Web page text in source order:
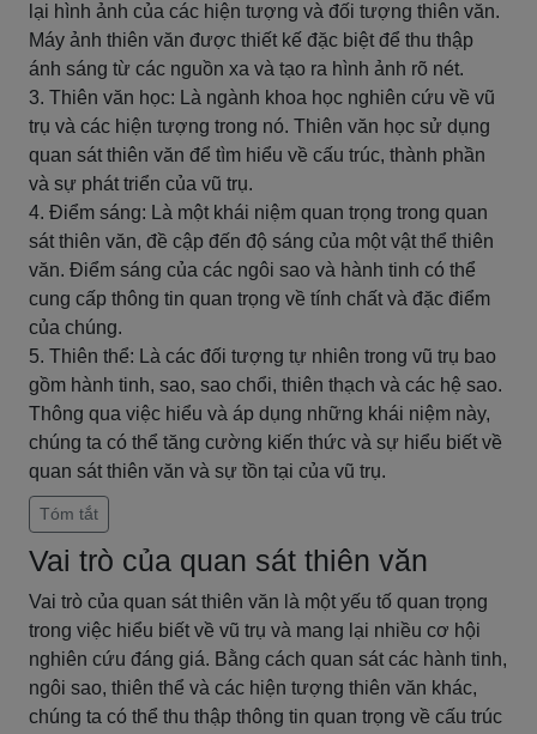
lại hình ảnh của các hiện tượng và đối tượng thiên văn.
Máy ảnh thiên văn được thiết kế đặc biệt để thu thập
ánh sáng từ các nguồn xa và tạo ra hình ảnh rõ nét.
3. Thiên văn học: Là ngành khoa học nghiên cứu về vũ
trụ và các hiện tượng trong nó. Thiên văn học sử dụng
quan sát thiên văn để tìm hiểu về cấu trúc, thành phần
và sự phát triển của vũ trụ.
4. Điểm sáng: Là một khái niệm quan trọng trong quan
sát thiên văn, đề cập đến độ sáng của một vật thể thiên
văn. Điểm sáng của các ngôi sao và hành tinh có thể
cung cấp thông tin quan trọng về tính chất và đặc điểm
của chúng.
5. Thiên thể: Là các đối tượng tự nhiên trong vũ trụ bao
gồm hành tinh, sao, sao chổi, thiên thạch và các hệ sao.
Thông qua việc hiểu và áp dụng những khái niệm này,
chúng ta có thể tăng cường kiến thức và sự hiểu biết về
quan sát thiên văn và sự tồn tại của vũ trụ.
Tóm tắt
Vai trò của quan sát thiên văn
Vai trò của quan sát thiên văn là một yếu tố quan trọng
trong việc hiểu biết về vũ trụ và mang lại nhiều cơ hội
nghiên cứu đáng giá. Bằng cách quan sát các hành tinh,
ngôi sao, thiên thể và các hiện tượng thiên văn khác,
chúng ta có thể thu thập thông tin quan trọng về cấu trúc